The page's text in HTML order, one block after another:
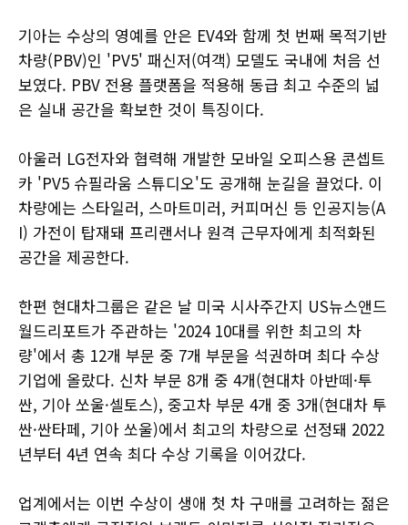
기아는 수상의 영예를 안은 EV4와 함께 첫 번째 목적기반
차량(PBV)인 'PV5' 패신저(여객) 모델도 국내에 처음 선
보였다. PBV 전용 플랫폼을 적용해 동급 최고 수준의 넓
은 실내 공간을 확보한 것이 특징이다.
아울러 LG전자와 협력해 개발한 모바일 오피스용 콘셉트
카 'PV5 슈필라움 스튜디오'도 공개해 눈길을 끌었다. 이
차량에는 스타일러, 스마트미러, 커피머신 등 인공지능(A
I) 가전이 탑재돼 프리랜서나 원격 근무자에게 최적화된
공간을 제공한다.
한편 현대차그룹은 같은 날 미국 시사주간지 US뉴스앤드
월드리포트가 주관하는 '2024 10대를 위한 최고의 차
량'에서 총 12개 부문 중 7개 부문을 석권하며 최다 수상
기업에 올랐다. 신차 부문 8개 중 4개(현대차 아반떼·투
싼, 기아 쏘울·셀토스), 중고차 부문 4개 중 3개(현대차 투
싼·싼타페, 기아 쏘울)에서 최고의 차량으로 선정돼 2022
년부터 4년 연속 최다 수상 기록을 이어갔다.
업계에서는 이번 수상이 생애 첫 차 구매를 고려하는 젊은